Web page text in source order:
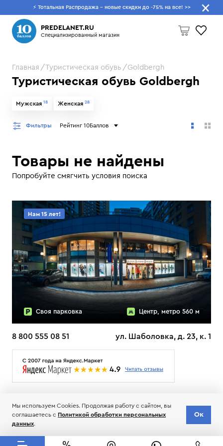
⚡ Тотальная Распродажа - новые скидки до -75% на все! >>
PREDELANET.RU
Специализированный магазин
Пусто
Что будем искать?
Главная Туристическая обувь Goldbergh
Туристическая обувь Goldbergh
Мужская 18 Женская 28
Фильтры Рейтинг 10Баллов
Товары не найдены
Попробуйте смягчить условия поиска
Нам 15 лет!
Своя парковка Центр, метро 560 м
8 800 555 08 51 ул. Шаболовка, д. 23, к. 1
Мы используем Cookies. Продолжая работу с сайтом, вы
соглашаетесь с Политикой обработки персональных
данных.
Ок